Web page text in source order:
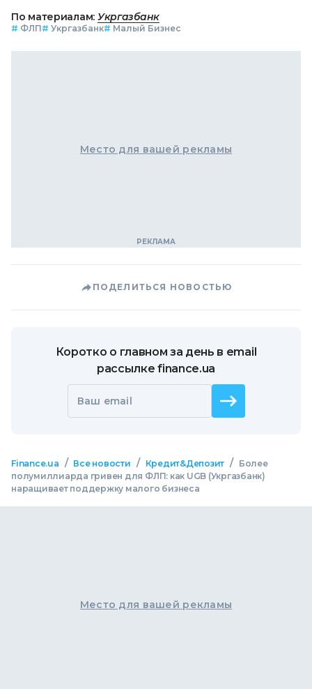
По материалам: Укргазбанк
# ФЛП# Укргазбанк# Малый Бизнес
Место для вашей рекламы
ПОДЕЛИТЬСЯ НОВОСТЬЮ
Коротко о главном за день в email
рассылке finance.ua
Ваш email
Finance.ua / Все новости / Кредит&Депозит /
Более
полумиллиарда гривен для ФЛП: как UGB (Укргазбанк)
наращивает поддержку малого бизнеса
Место для вашей рекламы